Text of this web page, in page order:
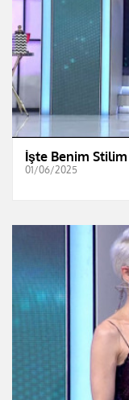
İşte Benim Stilim
01/06/2025